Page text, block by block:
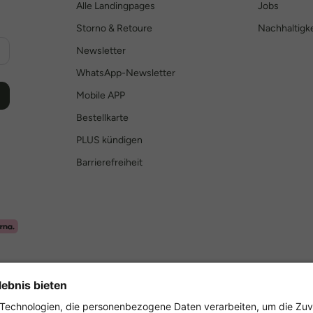
Alle Landingpages
Storno & Retoure
Newsletter
WhatsApp-Newsletter
Mobile APP
Bestellkarte
PLUS kündigen
Barrierefreiheit
Jobs
Sicher einkaufen mit